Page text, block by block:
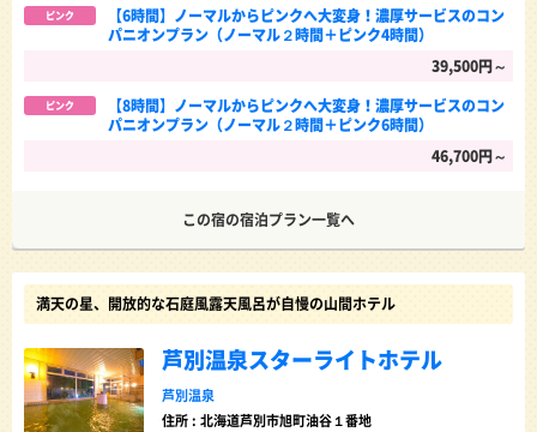
ピンク
【6時間】ノーマルからピンクへ大変身！濃厚サービスのコン
パニオンプラン（ノーマル２時間＋ピンク4時間）
39,500円～
ピンク
【8時間】ノーマルからピンクへ大変身！濃厚サービスのコン
パニオンプラン（ノーマル２時間＋ピンク6時間）
46,700円～
この宿の宿泊プラン一覧へ
満天の星、開放的な石庭風露天風呂が自慢の山間ホテル
芦別温泉スターライトホテル
芦別温泉
住所 : 北海道芦別市旭町油谷１番地